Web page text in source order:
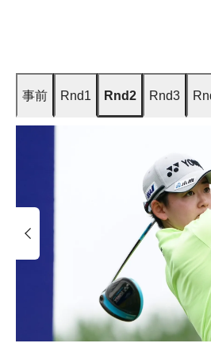
事前 Rnd1 Rnd2 Rnd3